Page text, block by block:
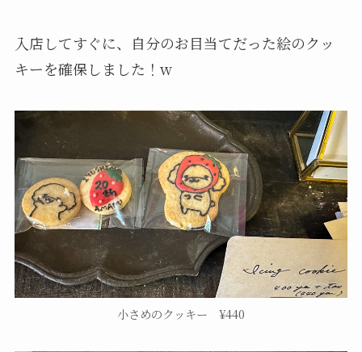
入店してすぐに、自分のお目当てだった絵のクッ
キーを確保しました！w
小さめのクッキー ¥440